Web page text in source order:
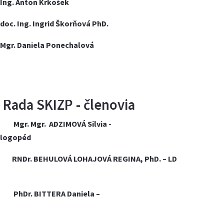
doc. Ing. Ingrid Škorňová PhD.
Mgr. Daniela Ponechalová
Rada SKIZP - členovia
Mgr. Mgr. ADZIMOVÁ Silvia -
logopéd
RNDr. BEHULOVÁ LOHAJOVÁ REGINA, PhD. – LD
PhDr. BITTERA Daniela –